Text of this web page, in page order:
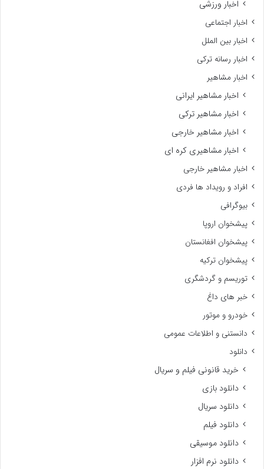
اخبار ورزشی
اخبار اجتماعی
اخبار بین الملل
اخبار رسانه ترکی
اخبار مشاهیر
اخبار مشاهیر ایرانی
اخبار مشاهیر ترکی
اخبار مشاهیر خارجی
اخبار مشاهیری کره ای
اخبار مشاهیر خارجی
افراد و رویداد ها فردی
بیوگرافی
پیشخوان اروپا
پیشخوان افغانستان
پیشخوان ترکیه
توریسم و گردشگری
خبر های داغ
خودرو و موتور
دانستنی و اطلاعات عمومی
دانلود
خرید قانونی فیلم و سریال
دانلود بازی
دانلود سریال
دانلود فیلم
دانلود موسیقی
دانلود نرم افزار